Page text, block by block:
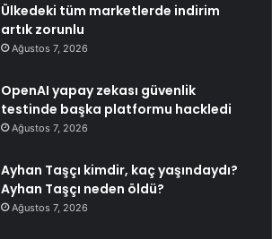
Ülkedeki tüm marketlerde indirim
artık zorunlu
Ağustos 7, 2026
OpenAI yapay zekası güvenlik
testinde başka platformu hackledi
Ağustos 7, 2026
Ayhan Taşçı kimdir, kaç yaşındaydı?
Ayhan Taşçı neden öldü?
Ağustos 7, 2026